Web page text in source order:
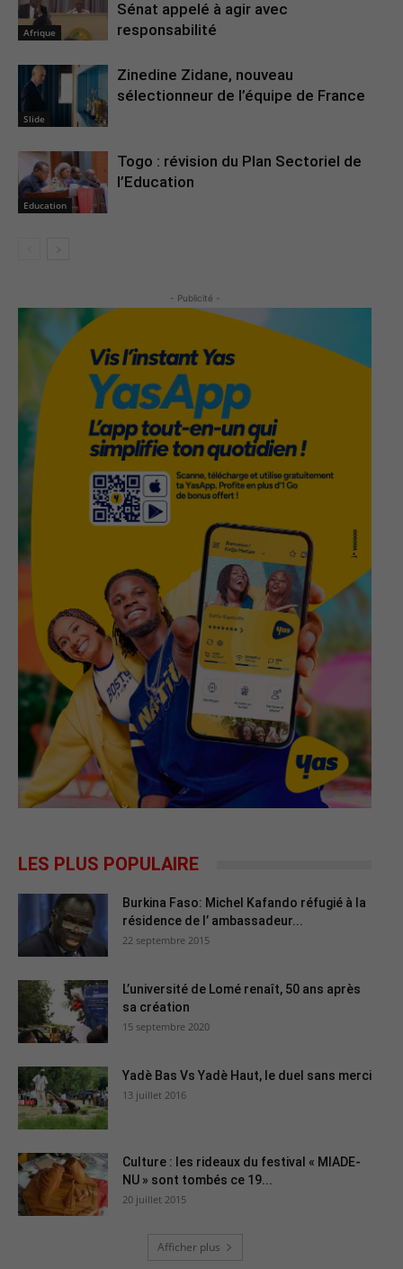
Afrique
Sénat appelé à agir avec
responsabilité
Slide
Zinedine Zidane, nouveau
sélectionneur de l’équipe de France
Education
Togo : révision du Plan Sectoriel de
l’Education
- Publicité -
LES PLUS POPULAIRE
Burkina Faso: Michel Kafando réfugié à la
résidence de l’ ambassadeur...
22 septembre 2015
L’université de Lomé renaît, 50 ans après
sa création
15 septembre 2020
Yadè Bas Vs Yadè Haut, le duel sans merci
13 juillet 2016
Culture : les rideaux du festival « MIADE-
NU » sont tombés ce 19...
20 juillet 2015
Afficher plus